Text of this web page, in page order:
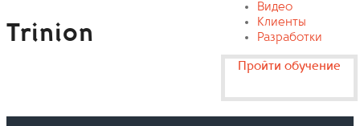
Trinion
Видео
Клиенты
Разработки
Пройти обучение